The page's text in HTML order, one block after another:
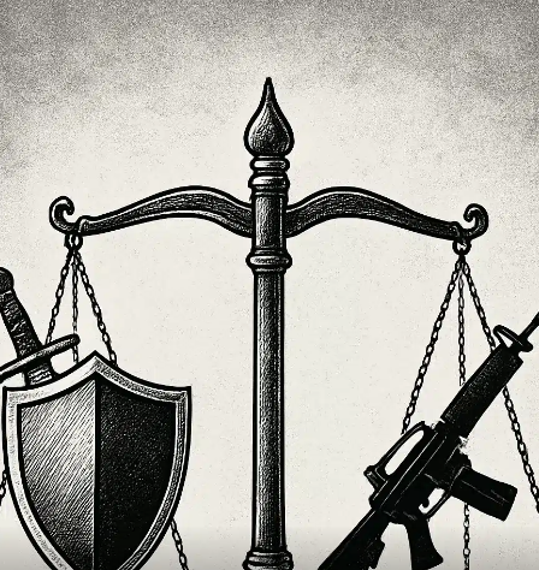
Opening https://ademilsoncs.adv.br/legitima-defesa-o-direito-de-se-defender-ou-licenca-para-matar/